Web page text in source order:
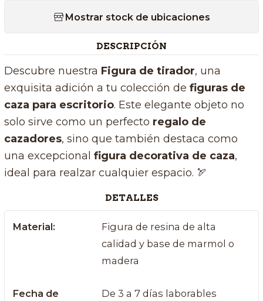
Mostrar stock de ubicaciones
DESCRIPCIÓN
Descubre nuestra Figura de tirador, una
exquisita adición a tu colección de figuras de
caza para escritorio. Este elegante objeto no
solo sirve como un perfecto regalo de
cazadores, sino que también destaca como
una excepcional figura decorativa de caza,
ideal para realzar cualquier espacio. 🏹
DETALLES
Material:
Figura de resina de alta
calidad y base de marmol o
madera
Fecha de
De 3 a 7 días laborables